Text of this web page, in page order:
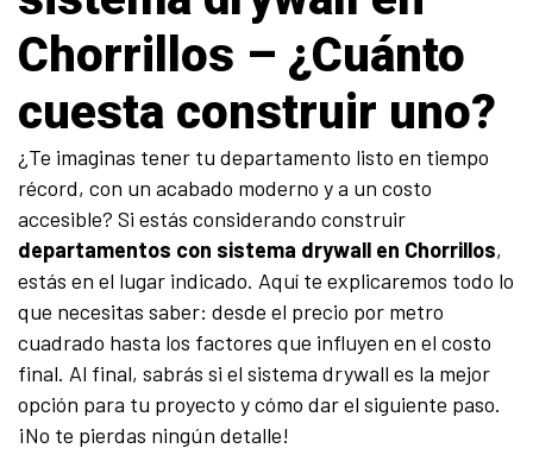
Chorrillos – ¿Cuánto
cuesta construir uno?
¿Te imaginas tener tu departamento listo en tiempo
récord, con un acabado moderno y a un costo
accesible? Si estás considerando construir
departamentos con sistema drywall en Chorrillos,
estás en el lugar indicado. Aquí te explicaremos todo lo
que necesitas saber: desde el precio por metro
cuadrado hasta los factores que influyen en el costo
final. Al final, sabrás si el sistema drywall es la mejor
opción para tu proyecto y cómo dar el siguiente paso.
¡No te pierdas ningún detalle!